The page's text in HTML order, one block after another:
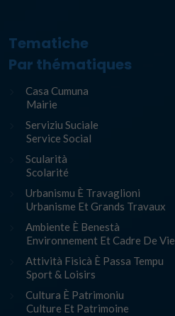
Tematiche
Par thématiques
Casa Cumuna
Mairie
Serviziu Suciale
Service Social
Scularità
Scolarité
Urbanismu È Travaglioni
Urbanisme Et Grands Travaux
Ambiente È Benestà
Environnement Et Cadre De Vie
Attività Fisicà È Passa Tempu
Sport & Loisirs
Cultura È Patrimoniu
Culture Et Patrimoine